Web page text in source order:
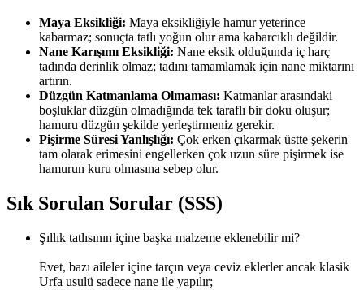
Maya Eksikliği: Maya eksikliğiyle hamur yeterince
kabarmaz; sonuçta tatlı yoğun olur ama kabarcıklı değildir.
Nane Karışımı Eksikliği: Nane eksik olduğunda iç harç
tadında derinlik olmaz; tadını tamamlamak için nane miktarını
artırın.
Düzgün Katmanlama Olmaması: Katmanlar arasındaki
boşluklar düzgün olmadığında tek taraflı bir doku oluşur;
hamuru düzgün şekilde yerleştirmeniz gerekir.
Pişirme Süresi Yanlışlığı: Çok erken çıkarmak üstte şekerin
tam olarak erimesini engellerken çok uzun süre pişirmek ise
hamurun kuru olmasına sebep olur.
Sık Sorulan Sorular (SSS)
Şıllık tatlısının içine başka malzeme eklenebilir mi?
Evet, bazı aileler içine tarçın veya ceviz eklerler ancak klasik
Urfa usulü sadece nane ile yapılır;